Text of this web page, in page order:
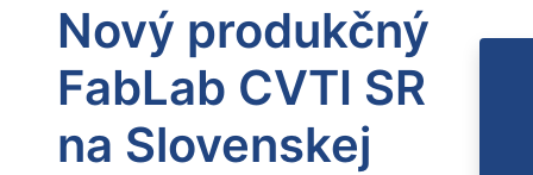
Nový produkčný
FabLab CVTI SR
na Slovenskej